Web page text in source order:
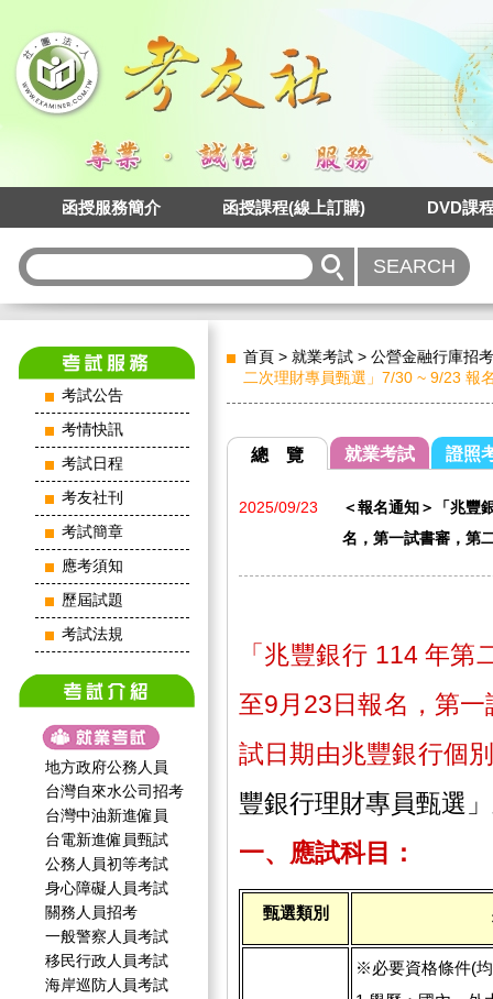
函授服務簡介 函授課程(線上訂購) DVD課
考試公告
考情快訊
考試日程
考友社刊
考試簡章
應考須知
歷屆試題
考試法規
地方政府公務人員
台灣自來水公司招考
台灣中油新進僱員
台電新進僱員甄試
公務人員初等考試
身心障礙人員考試
關務人員招考
一般警察人員考試
移民行政人員考試
海岸巡防人員考試
首頁 > 就業考試 > 公營金融行庫招考
二次理財專員甄選」7/30 ~ 9/23 報
總 覽 就業考試 證照
2025/09/23
＜報名通知＞「兆豐
名，第一試書審，第
「兆豐銀行 114 年
至9月23日報名，第
試日期由兆豐銀行個
豐銀行理財專員甄選
一、應試科目：
甄選類別
※必要資格條件(